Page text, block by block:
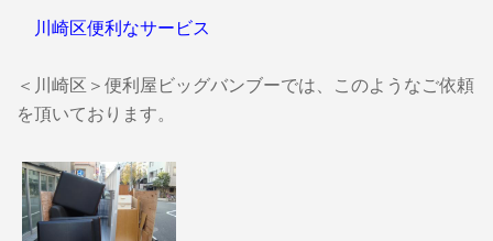
川崎区便利なサービス
＜川崎区＞便利屋ビッグバンブーでは、このようなご依頼
を頂いております。